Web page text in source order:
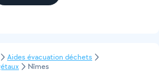
Aides évacuation déchets
Nîmes